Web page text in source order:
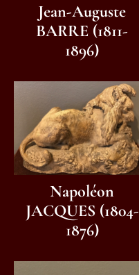
Jean-Auguste
BARRE (1811-
1896)
Napoléon
JACQUES (1804-
1876)